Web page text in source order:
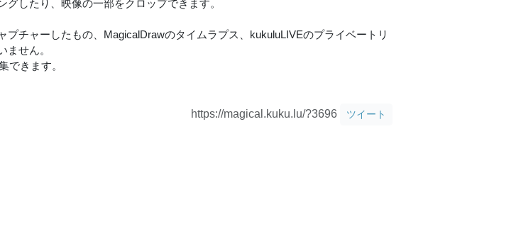
したり、映像の一部をクロップできます。
プチャーしたもの、MagicalDrawのタイムラプス、kukuluLIVEのプライベートリ
ません。
できます。
https://magical.kuku.lu/?3696 ツイート